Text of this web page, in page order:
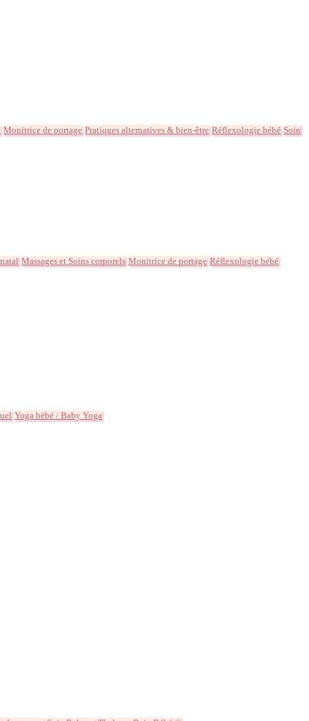
Monitrice de portage Pratiques alternatives & bien-être Réflexologie bébé Soin
Massages et Soins corporels Monitrice de portage Réflexologie bébé
Yoga bébé / Baby Yoga